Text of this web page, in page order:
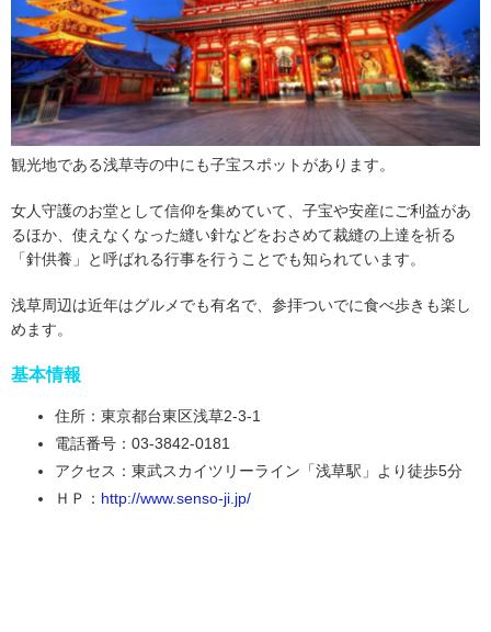
観光地である浅草寺の中にも子宝スポットがあります。
女人守護のお堂として信仰を集めていて、子宝や安産にご利益があ
るほか、使えなくなった縫い針などをおさめて裁縫の上達を祈る
「針供養」と呼ばれる行事を行うことでも知られています。
浅草周辺は近年はグルメでも有名で、参拝ついでに食べ歩きも楽し
めます。
基本情報
住所：東京都台東区浅草2-3-1
電話番号：03-3842-0181
アクセス：東武スカイツリーライン「浅草駅」より徒歩5分
ＨＰ： http://www.senso-ji.jp/